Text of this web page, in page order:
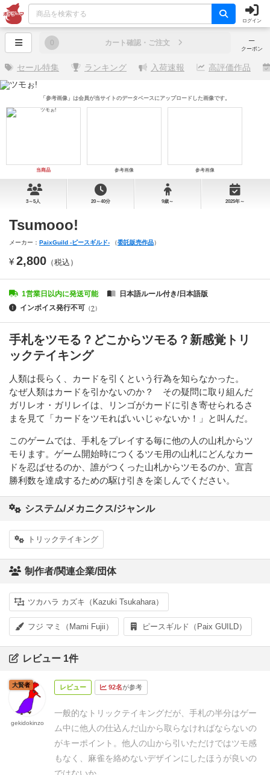
ログイン
─
クーポン
0 カート確認・ご注文
セール特集 ランキング 入荷速報 高評価作品
当商品 参考画像 参考画像
「参考画像」は会員が当サイトのデータベースにアップロードした画像です。
3～5人 20～40分 9歳～ 2025年～
Tsumooo!
メーカー： PaixGuild -ピースギルド- （委託販売作品）
¥ 2,800 （税込）
1営業日以内に発送可能
日本語ルール付き/日本語版
インボイス発行不可 （?）
手札をツモる？どこからツモる？新感覚トリ
ックテイキング
人類は長らく、カードを引くという行為を知らなかった。
なぜ人類はカードを引かないのか？ その疑問に取り組んだ
ガリレオ・ガリレイは、リンゴがカードに引き寄せられるさ
まを見て「カードをツモればいいじゃないか！」と叫んだ。
このゲームでは、手札をプレイする毎に他の人の山札からツ
モります。ゲーム開始時につくるツモ用の山札にどんなカー
ドを忍ばせるのか、誰がつくった山札からツモるのか、宣言
勝利数を達成するための駆け引きを楽しんでください。
システム/メカニクス/ジャンル
トリックテイキング
制作者/関連企業/団体
ツカハラ カズキ（Kazuki Tsukahara）
フジ マミ（Mami Fujii） ピースギルド（Paix GUILD）
レビュー 1件
レビュー 92名が参考
一般的なトリックテイキングだが、手札の半分はゲー
ム中に他人の仕込んだ山から取らなければならないの
がキーポイント。 他人の山から引いただけではツモ感
もなく、麻雀を絡めないデザインにしたほうが良いの
大賢者
gekidokinzo